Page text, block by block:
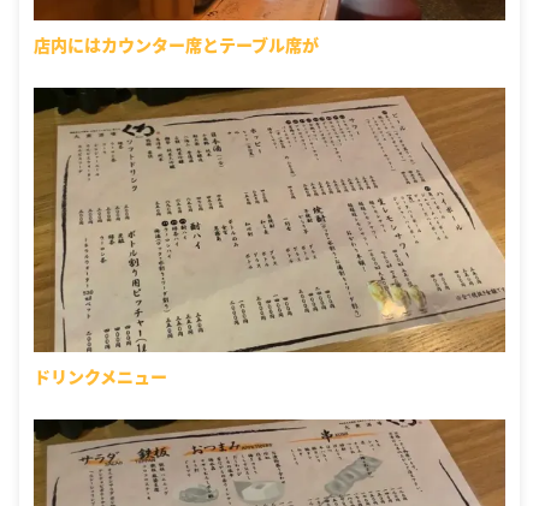
店内にはカウンター席とテーブル席が
ドリンクメニュー